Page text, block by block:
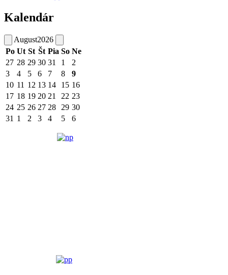
Kalendár
August2026
Po Ut St Št Pia So Ne
27 28 29 30 31 1
2
3
4 5 6 7 8
9
10 11 12 13 14 15 16
17 18 19 20 21 22 23
24 25 26 27 28 29 30
31 1 2 3 4 5 6